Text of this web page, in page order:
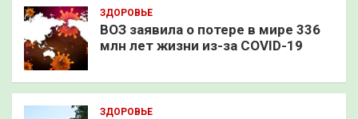
ЗДОРОВЬЕ
ВОЗ заявила о потере в мире 336
млн лет жизни из-за COVID-19
ЗДОРОВЬЕ